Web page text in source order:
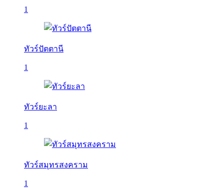
1
ทัวร์ปัตตานี
1
ทัวร์ยะลา
1
ทัวร์สมุทรสงคราม
1